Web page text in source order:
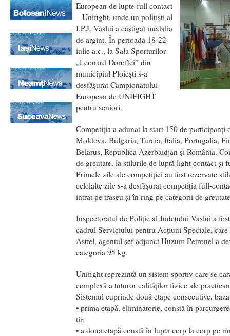
European de lupte full contact
– Unifight, unde un polițiști al
I.P.J. Vaslui a câștigat medalia
de argint. În perioada 18-22
iulie a.c., la Sala Sporturilor
„Leonard Doroftei” din
municipiul Ploiești s-a
desfășurat Campionatului
European de UNIFIGHT
pentru seniori.
Competiția a adunat la start 150 de participanți
Moldova, Bulgaria, Turcia, Italia, Portugalia,
Belarus, Republica Azerbaidjan şi România.
de greutate, la stilurile de luptă light contact și
Primele zile ale competiției au fost rezervate
celelalte zile s-a desfășurat competiția full-
intrat pe traseu și în ring pe categorii de
Inspectoratul de Poliţie al Judeţului Vaslui a
cadrul Serviciului pentru Acțiuni Speciale,
Astfel, agentul şef adjunct Huzum Petronel a
categoria 95 kg.
Unifight reprezintă un sistem sportiv care se
complexă a tuturor calităților fizice ale
Sistemul cuprinde două etape consecutive,
• prima etapă, eliminatorie, constă în
tir;
• a doua etapă constă în lupta corp la corp pe